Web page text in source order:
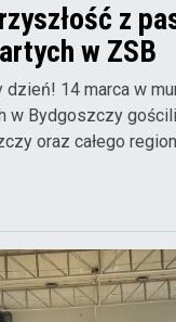
z
w ZSB
14 marca w
w Bydgoszczy
oraz całego